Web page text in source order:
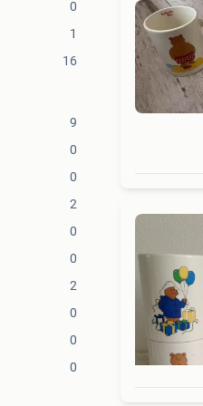
0
1
16
9
0
0
2
0
0
2
0
0
0